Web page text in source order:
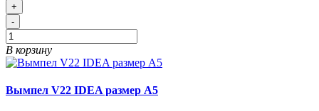
+
-
В корзину
Вымпел V22 IDEA размер A5